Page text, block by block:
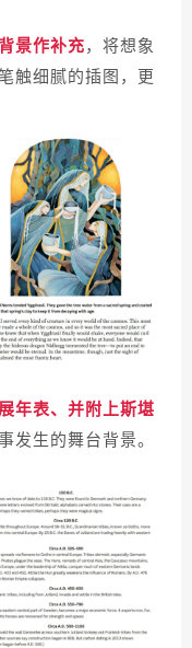
景作补充，将想象
触细腻的插图，更
年表、并附上斯堪
发生的舞台背景。